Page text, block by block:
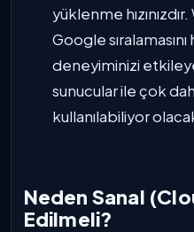
yüklenme
Google
deneyiminizi
sunucular ile çok
kullanılabiliyor
Neden Sanal
Edilmeli?